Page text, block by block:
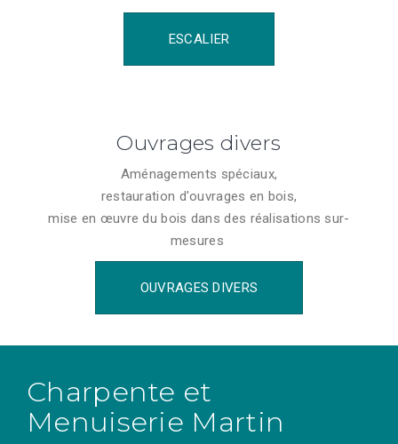
ESCALIER
Ouvrages divers
Aménagements spéciaux,
restauration d'ouvrages en bois,
mise en œuvre du bois dans des réalisations sur-
mesures
OUVRAGES DIVERS
Charpente et
Menuiserie Martin